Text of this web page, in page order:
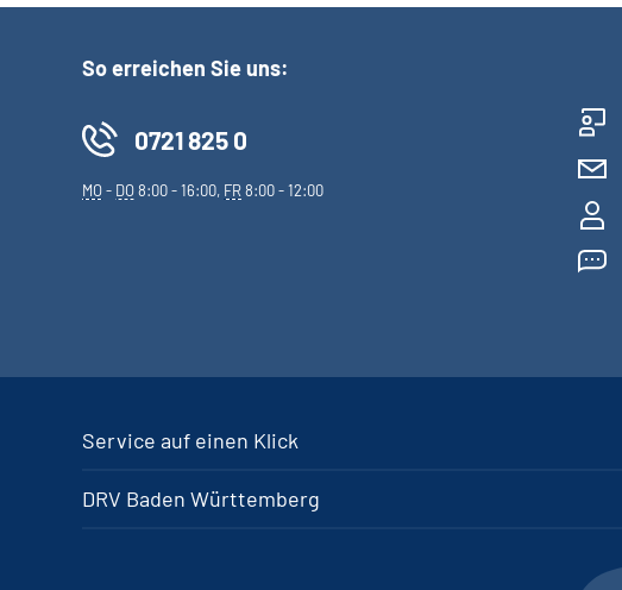
So erreichen Sie uns:
0721 825 0
MO- DO8:00 - 16:00, FR8:00 - 12:00
Service auf einen Klick
DRV Baden Württemberg